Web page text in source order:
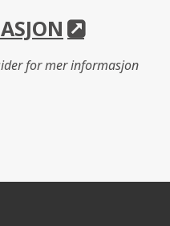
for mer informasjon